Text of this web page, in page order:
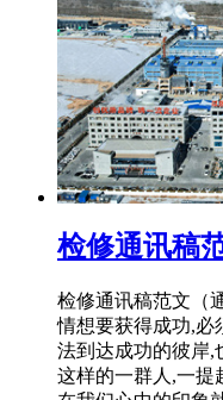
检修通讯稿
检修通讯稿范文（
情想要获得成功,必
法到达成功的彼岸,
这样的一群人,一提